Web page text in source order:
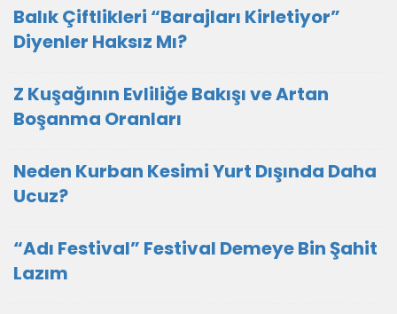
Balık Çiftlikleri “Barajları Kirletiyor”
Diyenler Haksız Mı?
Z Kuşağının Evliliğe Bakışı ve Artan
Boşanma Oranları
Neden Kurban Kesimi Yurt Dışında Daha
Ucuz?
“Adı Festival” Festival Demeye Bin Şahit
Lazım